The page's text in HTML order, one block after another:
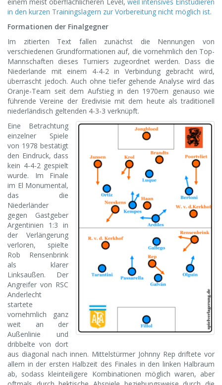
in den kurzen Trainingslagern zur Vorbereitung nicht möglich ist.
Formationen der Finalgegner
Im zitierten Text fallen zunächst die Nennungen von
verschiedenen Grundformationen auf, die vornehmlich den Top-
Mannschaften dieses Turniers zugeordnet werden. Dass die
Niederlande mit einem 4-4-2 in Verbindung gebracht wird,
überrascht jedoch. Auch ohne tiefer gehende Analyse wird das
Oranje-Team seit dem Aufstieg in den 1970ern genauso wie
führende Vereine der Eredivisie mit dem heute als traditionell
niederländisch geltenden 4-3-3 verknüpft.
Eine Betrachtung
einzelner Spiele
von 1978 bestätigt
den Eindruck, dass
kein 4-4-2 gespielt
wurde. Im Finale
im El Monumental,
das die
Niederländer
gegen Gastgeber
Argentinien 1:3 in
der Verlängerung
verloren, spielte
Rob Rensenbrink
als klarer
Linksaußen. Der
Angreifer von RSC
Anderlecht
startete
vornehmlich ganz
weit an der
Außenlinie und
dribbelte von dort
aus diagonal nach innen. Mittelstürmer Johnny Rep driftete vor
allem in der ersten Halbzeit des Finales in den linken Halbraum
ab, sodass kleinteiligere Kombinationen möglich waren, aber